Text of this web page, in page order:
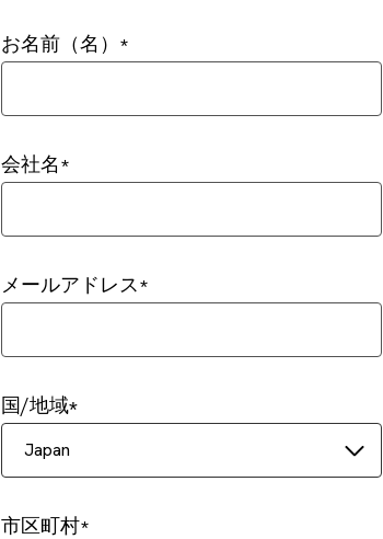
お名前（名）
会社名
メールアドレス
国/地域
Japan
市区町村